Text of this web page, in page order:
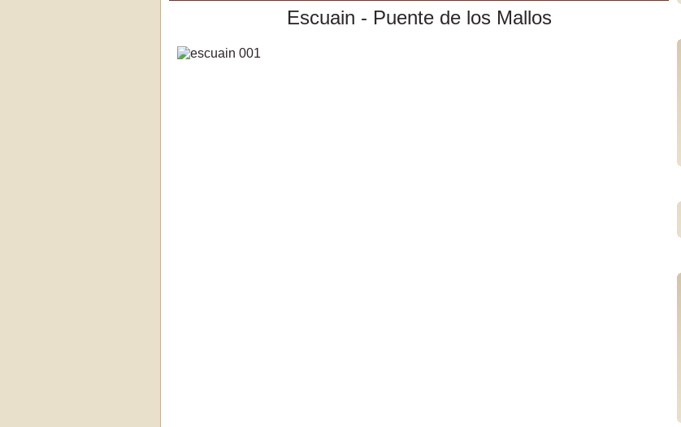
Escuain - Puente de los Mallos